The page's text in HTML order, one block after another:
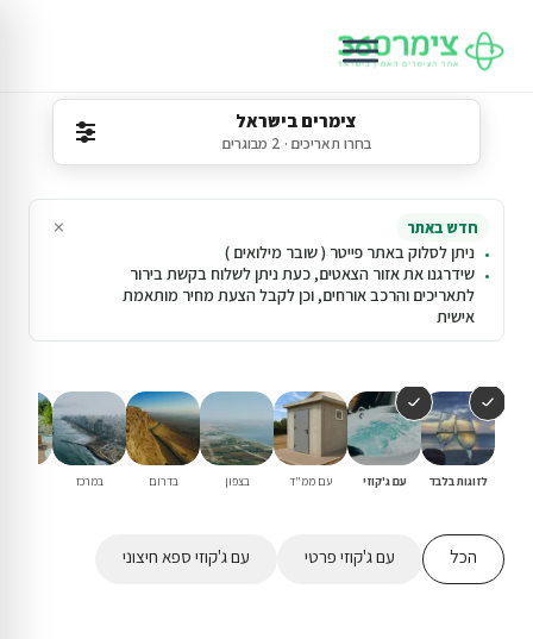
צימרים בישראל
בחרו תאריכים · 2 מבוגרים
חדש באתר
ניתן לסלוק באתר פייטר ( שובר מילואים )
שידרגנו את אזור הצאטים, כעת ניתן לשלוח בקשת בירור
לתאריכים והרכב אורחים, וכן לקבל הצעת מחיר מותאמת
אישית
×
לזוגות בלבד עם ג'קוזי עם ממ"ד בצפון בדרום במרכז
הכל עם ג'קוזי פרטי עם ג'קוזי ספא חיצוני